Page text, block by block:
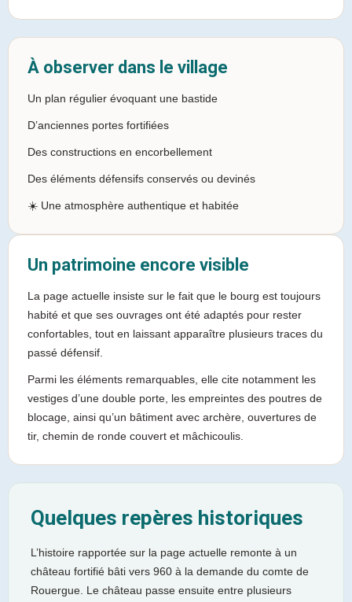
À observer dans le village
Un plan régulier évoquant une bastide
D’anciennes portes fortifiées
Des constructions en encorbellement
Des éléments défensifs conservés ou devinés
☀️ Une atmosphère authentique et habitée
Un patrimoine encore visible
La page actuelle insiste sur le fait que le bourg est toujours
habité et que ses ouvrages ont été adaptés pour rester
confortables, tout en laissant apparaître plusieurs traces du
passé défensif.
Parmi les éléments remarquables, elle cite notamment les
vestiges d’une double porte, les empreintes des poutres de
blocage, ainsi qu’un bâtiment avec archère, ouvertures de
tir, chemin de ronde couvert et mâchicoulis.
Quelques repères historiques
L’histoire rapportée sur la page actuelle remonte à un
château fortifié bâti vers 960 à la demande du comte de
Rouergue. Le château passe ensuite entre plusieurs